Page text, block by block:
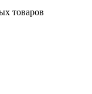
товаров